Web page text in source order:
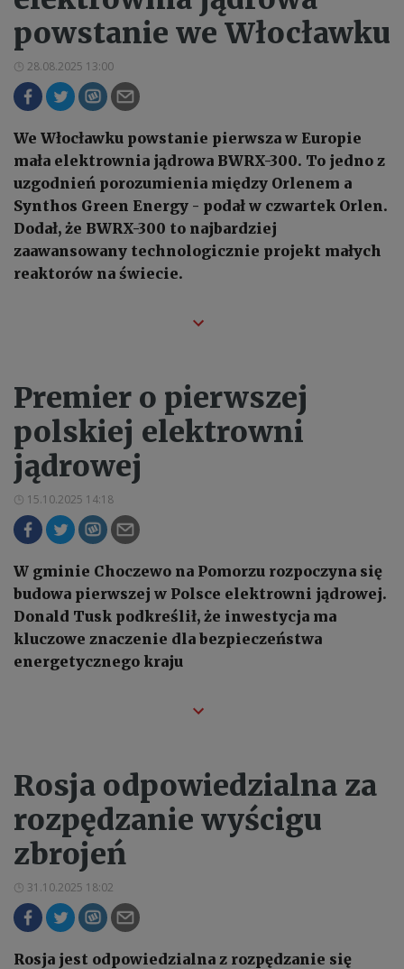
powstanie we Włocławku
28.08.2025 13:00
We Włocławku powstanie pierwsza w Europie
mała elektrownia jądrowa BWRX-300. To jedno z
uzgodnień porozumienia między Orlenem a
Synthos Green Energy - podał w czwartek Orlen.
Dodał, że BWRX-300 to najbardziej
zaawansowany technologicznie projekt małych
reaktorów na świecie.
Premier o pierwszej
polskiej elektrowni
jądrowej
15.10.2025 14:18
W gminie Choczewo na Pomorzu rozpoczyna się
budowa pierwszej w Polsce elektrowni jądrowej.
Donald Tusk podkreślił, że inwestycja ma
kluczowe znaczenie dla bezpieczeństwa
energetycznego kraju
Rosja odpowiedzialna za
rozpędzanie wyścigu
zbrojeń
31.10.2025 18:02
Rosja jest odpowiedzialna z rozpędzanie się